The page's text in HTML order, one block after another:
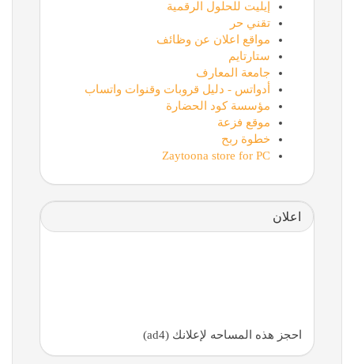
إيليت للحلول الرقمية
تقني حر
مواقع اعلان عن وظائف
ستارتايم
جامعة المعارف
أدواتس - دليل قروبات وقنوات واتساب
مؤسسة كود الحضارة
موقع فزعة
خطوة ربح
Zaytoona store for PC
اعلان
احجز هذه المساحه لإعلانك (ad4)